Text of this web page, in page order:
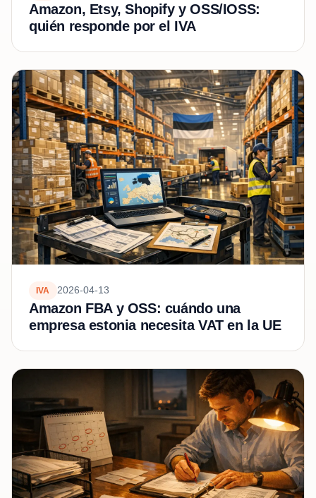
Amazon, Etsy, Shopify y OSS/IOSS:
quién responde por el IVA
IVA 2026-04-13
Amazon FBA y OSS: cuándo una
empresa estonia necesita VAT en la UE